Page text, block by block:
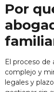
Por
El proceso de
complejo y
legales y